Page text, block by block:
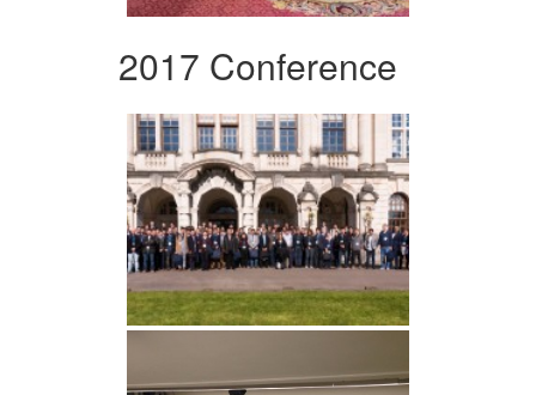
2017 Conference